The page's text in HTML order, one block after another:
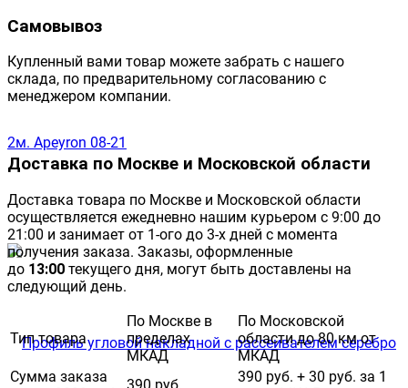
Самовывоз
Купленный вами товар можете забрать с нашего
склада, по предварительному согласованию с
менеджером компании.
Доставка по Москве и Московской области
Доставка товара по Москве и Московской области
осуществляется ежедневно нашим курьером с 9:00 до
21:00 и занимает от 1-ого до 3-х дней с момента
получения заказа. Заказы, оформленные
до 13:00 текущего дня, могут быть доставлены на
следующий день.
Тип товара
По Москве в
пределах
МКАД
По Московской
области до 80 км от
МКАД
Сумма заказа
390 руб. + 30 руб. за 1